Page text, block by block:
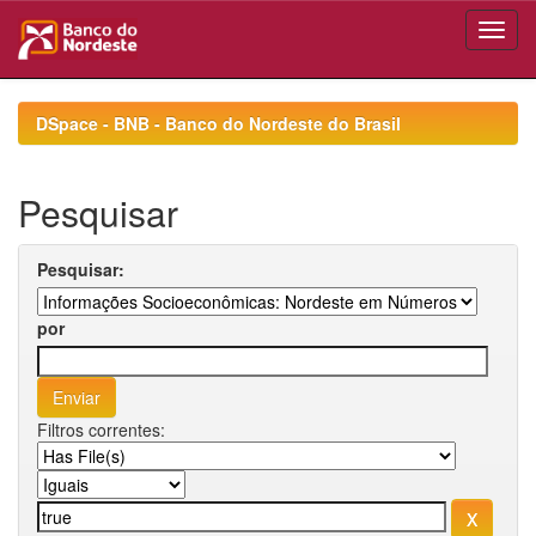
navigationDSpace - BNB - Banco do Nordeste do Brasil
Pesquisar
Pesquisar:
por
Filtros correntes: